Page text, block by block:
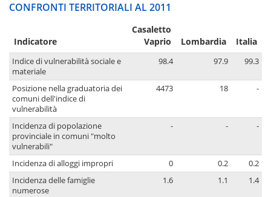
CONFRONTI TERRITORIALI AL 2011
Indicatore
Casaletto
Vaprio
Lombardia Italia
Indice di vulnerabilità sociale e
materiale
98.4 97.9 99.3
Posizione nella graduatoria dei
comuni dell'indice di
vulnerabilità
4473 18 -
Incidenza di popolazione
provinciale in comuni "molto
vulnerabili"
- - -
Incidenza di alloggi impropri 0 0.2
0.2
Incidenza delle famiglie
numerose
1.6 1.1 1.4